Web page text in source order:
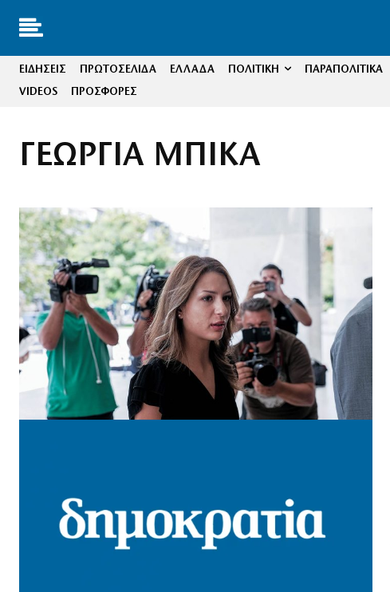
ΕΙΔΗΣΕΙΣ ΠΡΩΤΟΣΕΛΙΔΑ ΕΛΛΑΔΑ ΠΟΛΙΤΙΚΗ ΠΑΡΑΠΟΛΙΤΙΚΑ
VIDEOS
ΠΡΟΣΦΟΡΕΣ
ΓΕΩΡΓΙΑ ΜΠΙΚΑ